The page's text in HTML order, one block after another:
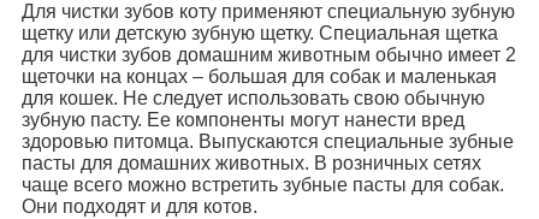
Для чистки зубов коту применяют специальную зубную
щетку или детскую зубную щетку. Специальная щетка
для чистки зубов домашним животным обычно имеет 2
щеточки на концах – большая для собак и маленькая
для кошек. Не следует использовать свою обычную
зубную пасту. Ее компоненты могут нанести вред
здоровью питомца. Выпускаются специальные зубные
пасты для домашних животных. В розничных сетях
чаще всего можно встретить зубные пасты для собак.
Они подходят и для котов.